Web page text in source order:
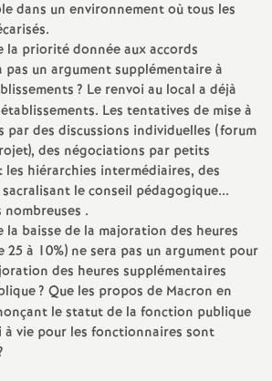
e
s
E
n
s
e
i
dans un environnement où tous les
la priorité donnée aux accords
pas un argument supplémentaire à
? Le renvoi au local a déjà
Les tentatives de mise à
par des discussions individuelles (forum
des négociations par petits
hiérarchies intermédiaires, des
le conseil pédagogique...
.
la baisse de la majoration des heures
à 10%) ne sera pas un argument pour
des heures supplémentaires
? Que les propos de Macron en
le statut de la fonction publique
à vie pour les fonctionnaires sont